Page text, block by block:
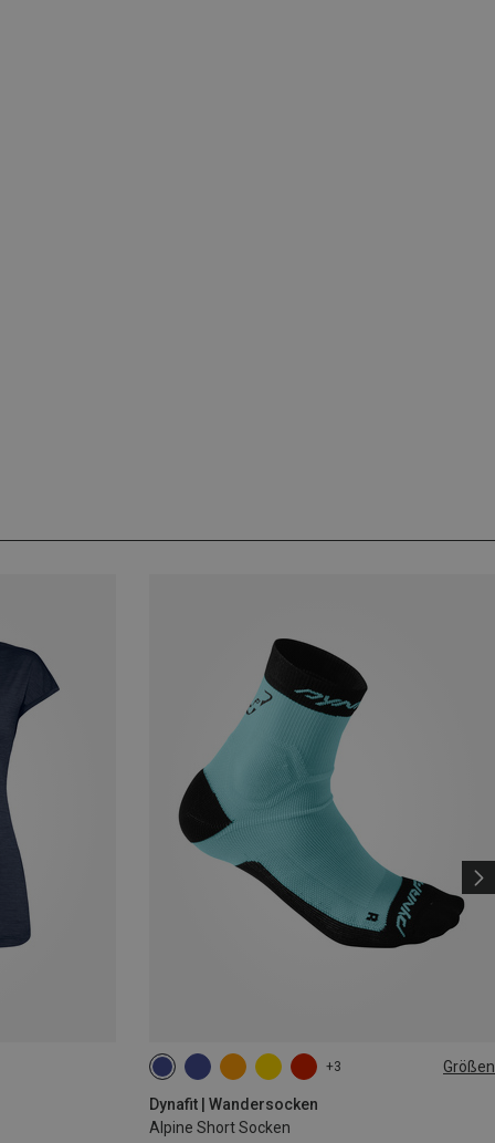
+3 Größen
Dynafit | Wandersocken
Alpine Short Socken
35|36|37|38 39|40|41|42